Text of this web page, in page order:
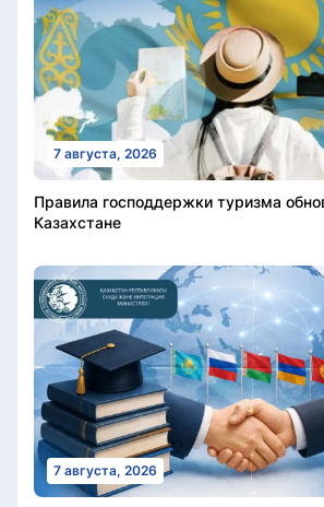
7 августа, 2026
Правила господдержки туризма
Казахстане
7 августа, 2026